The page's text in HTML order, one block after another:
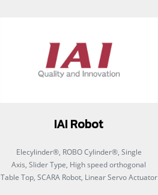
IAI Robot
Elecylinder®, ROBO Cylinder®, Single
Axis, Slider Type, High speed orthogonal
Table Top, SCARA Robot, Linear Servo Actuator